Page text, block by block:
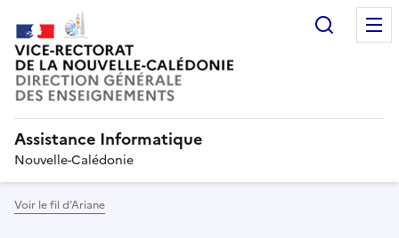
Assistance Informatique
Nouvelle-Calédonie
Voir le fil d’Ariane